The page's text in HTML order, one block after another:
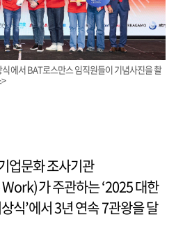
식에서 BAT로스만스 임직원들이 기념사진을 촬
업문화 조사기관
가 주관하는 ‘2025 대한
식’에서 3년 연속 7관왕을 달